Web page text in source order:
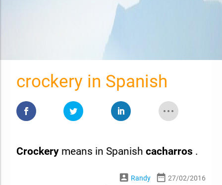
crockery in Spanish
Crockery means in Spanish cacharros .
account_box Randy date_range 27/02/2016